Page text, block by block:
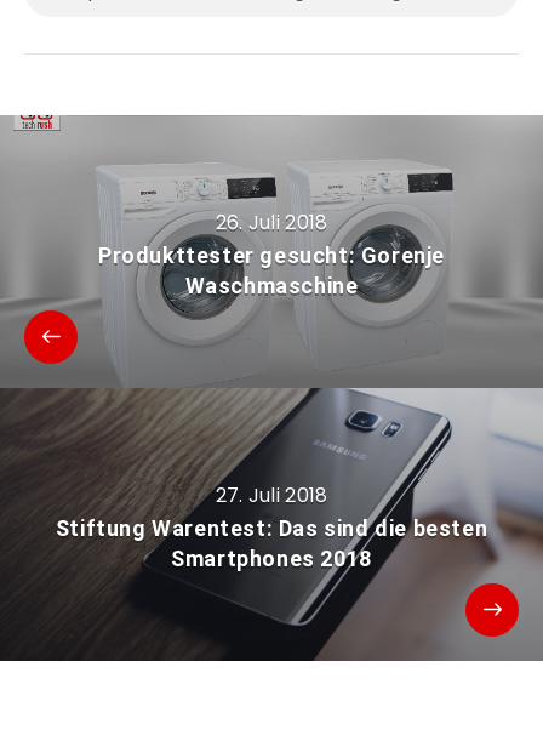
26. Juli 2018
Produkttester gesucht: Gorenje
Waschmaschine
27. Juli 2018
Stiftung Warentest: Das sind die besten
Smartphones 2018